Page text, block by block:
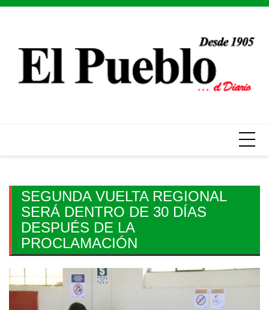
Skip
SEGUNDA VUELTA REGIONAL
SERÁ DENTRO DE 30 DÍAS
DESPUÉS DE LA
PROCLAMACIÓN